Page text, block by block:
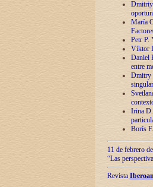
Dmitriy
María
Petr P.
Víktor
Daniel
entre
Dmitry
Irina
Borís
11 de febrero
“Las
Revista